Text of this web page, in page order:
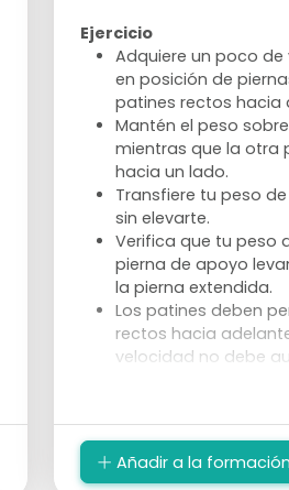
Ejercicio
Adquiere un poco
en posición de
patines rectos hacia
Mantén el peso
mientras que la otra
hacia un lado.
Transfiere tu peso
sin elevarte.
Verifica que tu peso
pierna de apoyo
la pierna extendida.
Los patines deben
rectos hacia
velocidad no debe
Añadir a la formación